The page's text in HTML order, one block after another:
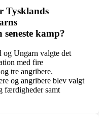
Tysklands
kamp?
og Ungarn valgte det
med fire
tre angribere.
og angribere blev valgt
færdigheder samt